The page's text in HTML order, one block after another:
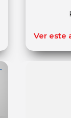
Ver este